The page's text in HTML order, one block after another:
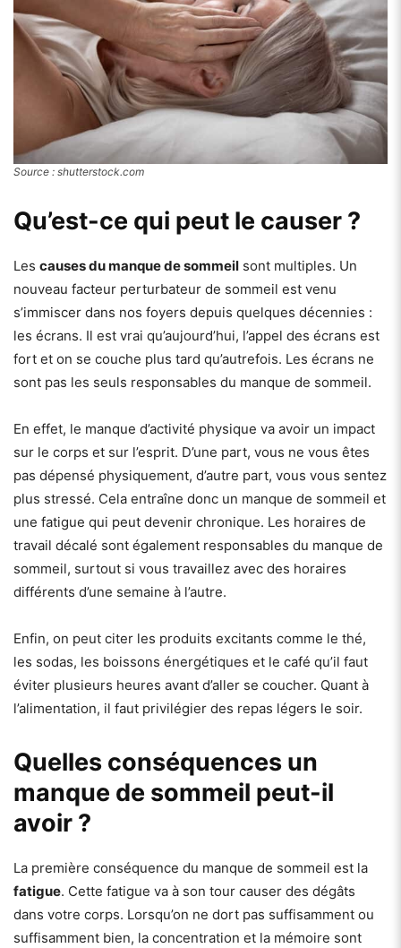
Source : shutterstock.com
Qu’est-ce qui peut le causer ?
Les causes du manque de sommeil sont multiples. Un
nouveau facteur perturbateur de sommeil est venu
s’immiscer dans nos foyers depuis quelques décennies :
les écrans. Il est vrai qu’aujourd’hui, l’appel des écrans est
fort et on se couche plus tard qu’autrefois. Les écrans ne
sont pas les seuls responsables du manque de sommeil.
En effet, le manque d’activité physique va avoir un impact
sur le corps et sur l’esprit. D’une part, vous ne vous êtes
pas dépensé physiquement, d’autre part, vous vous sentez
plus stressé. Cela entraîne donc un manque de sommeil et
une fatigue qui peut devenir chronique. Les horaires de
travail décalé sont également responsables du manque de
sommeil, surtout si vous travaillez avec des horaires
différents d’une semaine à l’autre.
Enfin, on peut citer les produits excitants comme le thé,
les sodas, les boissons énergétiques et le café qu’il faut
éviter plusieurs heures avant d’aller se coucher. Quant à
l’alimentation, il faut privilégier des repas légers le soir.
Quelles conséquences un
manque de sommeil peut-il
avoir ?
La première conséquence du manque de sommeil est la
fatigue. Cette fatigue va à son tour causer des dégâts
dans votre corps. Lorsqu’on ne dort pas suffisamment ou
suffisamment bien, la concentration et la mémoire sont